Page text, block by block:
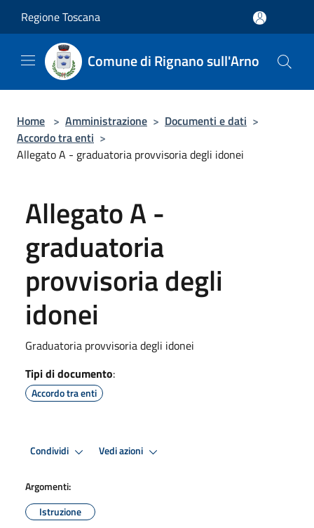
Regione Toscana
Comune di Rignano sull'Arno
Home > Amministrazione > Documenti e dati >
Accordo tra enti >
Allegato A - graduatoria provvisoria degli idonei
Allegato A -
graduatoria
provvisoria degli
idonei
Graduatoria provvisoria degli idonei
Tipi di documento:
Accordo tra enti
Condividi Vedi azioni
Argomenti:
Istruzione